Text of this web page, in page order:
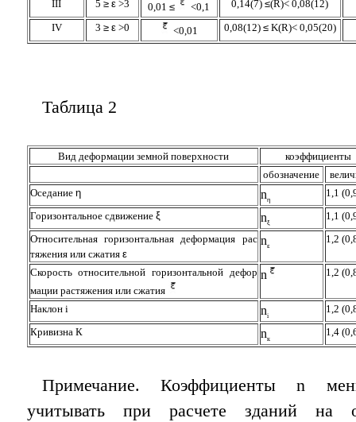
III
5 ≥ ε>3 0,01 ≤ <0,1 0,14(7) ≤(R)< 0,08(12)
IV
3 ≥ ε>0 <0,01 0,08(12) ≤K(R)< 0,05(20)
Таблица 2
Вид деформации земной поверхности
коэффициенты
обозначение
Оседание η nη
1,1
Горизонтальное сдвижение ξ nξ
1,1
Относительная горизонтальная деформация рас
тяжения или сжатия ε
nε
1,2
Скорость относительной горизонтальной дефор
мации растяжения или сжатия
n 1,2
Наклон i ni
1,2
Кривизна К
nк
1,4
Примечание. Коэффициенты n
учитывать при расчете зданий на